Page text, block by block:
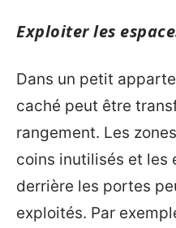
Exploiter les
Dans un petit
caché peut être
rangement. Les
coins inutilisés et les
derrière les portes
exploités. Par